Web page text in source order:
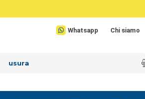
Whatsapp Chi siamo